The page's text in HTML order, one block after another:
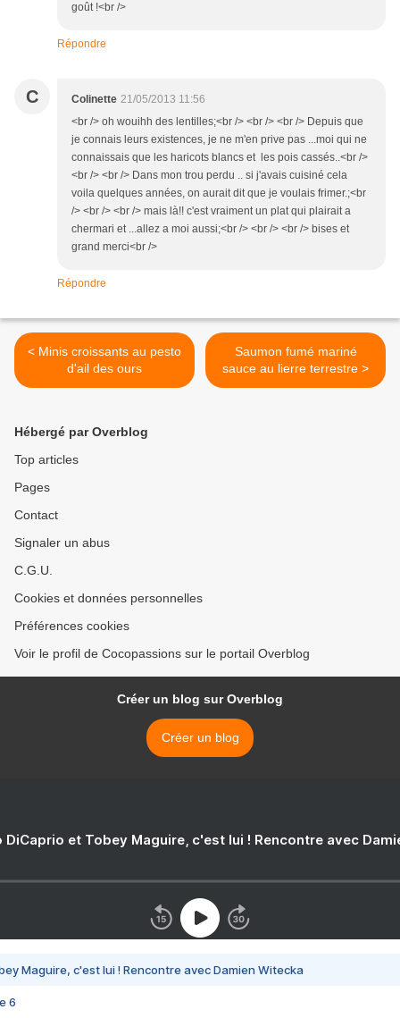
goût !<br />
Répondre
C Colinette 21/05/2013 11:56
<br /> oh wouihh des lentilles;<br /> <br /> <br /> Depuis que
je connais leurs existences, je ne m'en prive pas ...moi qui ne
connaissais que les haricots blancs et les pois cassés..<br />
<br /> <br /> Dans mon trou perdu .. si j'avais cuisiné cela
voila quelques années, on aurait dit que je voulais frimer.;<br
/> <br /> <br /> mais là!! c'est vraiment un plat qui plairait a
chermari et ...allez a moi aussi;<br /> <br /> <br /> bises et
grand merci<br />
Répondre
< Minis croissants au pesto
d'ail des ours
Saumon fumé mariné
sauce au lierre terrestre >
Hébergé par Overblog
Top articles
Pages
Contact
Signaler un abus
C.G.U.
Cookies et données personnelles
Préférences cookies
Voir le profil de Cocopassions sur le portail Overblog
Créer un blog sur Overblog
Créer un blog
DiCaprio et Tobey Maguire, c'est lui ! Rencontre avec
Maguire, c'est lui ! Rencontre avec Damien Witecka
6